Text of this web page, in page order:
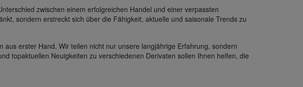
zwischen einem erfolgreichen Handel und einer verpassten
sondern erstreckt sich über die Fähigkeit, aktuelle und saisonale Trends zu
erster Hand. Wir teilen nicht nur unsere langjährige Erfahrung, sondern
topaktuellen Neuigkeiten zu verschiedenen Derivaten sollen Ihnen helfen, die